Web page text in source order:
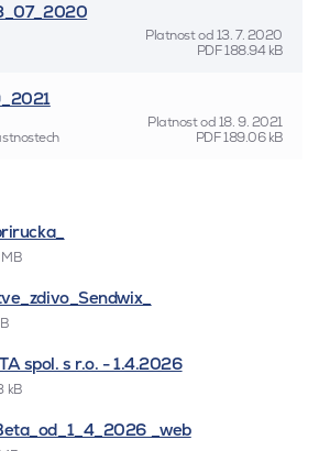
Platnost od13. 7. 2020
PDF188.94 kB
Platnost od18. 9. 2021
PDF189.06 kB
spol. s r.o. - 1.4.2026
kB
_web